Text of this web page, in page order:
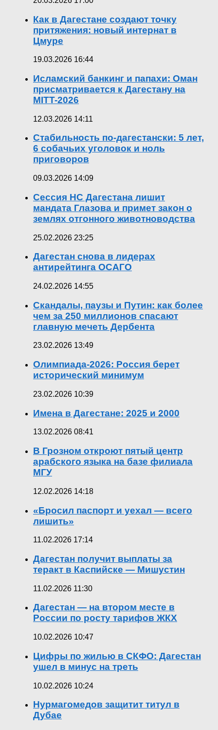
Как в Дагестане создают точку
притяжения: новый интернат в
Цмуре
19.03.2026 16:44
Исламский банкинг и папахи: Оман
присматривается к Дагестану на
MITT-2026
12.03.2026 14:11
Стабильность по-дагестански: 5 лет,
6 собачьих уголовок и ноль
приговоров
09.03.2026 14:09
Сессия НС Дагестана лишит
мандата Глазова и примет закон о
землях отгонного животноводства
25.02.2026 23:25
Дагестан снова в лидерах
антирейтинга ОСАГО
24.02.2026 14:55
Скандалы, паузы и Путин: как более
чем за 250 миллионов спасают
главную мечеть Дербента
23.02.2026 13:49
Олимпиада-2026: Россия берет
исторический минимум
23.02.2026 10:39
Имена в Дагестане: 2025 и 2000
13.02.2026 08:41
В Грозном откроют пятый центр
арабского языка на базе филиала
МГУ
12.02.2026 14:18
«Бросил паспорт и уехал — всего
лишить»
11.02.2026 17:14
Дагестан получит выплаты за
теракт в Каспийске — Мишустин
11.02.2026 11:30
Дагестан — на втором месте в
России по росту тарифов ЖКХ
10.02.2026 10:47
Цифры по жилью в СКФО: Дагестан
ушел в минус на треть
10.02.2026 10:24
Нурмагомедов защитит титул в
Дубае